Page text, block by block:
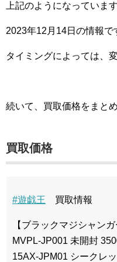
上記のようになっています
2023年12月14日の情報で
タイミングによっては、
続いて、買取価格をまとめ
買取価格
#遊戯王 買取情報
【ブラックマジシャンガ
MVPL-JP001 未開封
15AX-JPM01 シークレ